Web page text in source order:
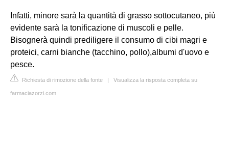
Infatti, minore sarà la quantità di grasso sottocutaneo, più
evidente sarà la tonificazione di muscoli e pelle.
Bisognerà quindi prediligere il consumo di cibi magri e
proteici, carni bianche (tacchino, pollo),albumi d'uovo e
pesce.
Richiesta di rimozione della fonte | Visualizza la risposta completa su
farmaciazorzi.com